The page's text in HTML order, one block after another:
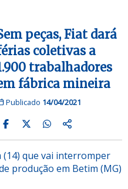
peças, Fiat dará
coletivas a
trabalhadores
fábrica mineira
Publicado 14/04/2021
que vai interromper
produção em Betim (MG)